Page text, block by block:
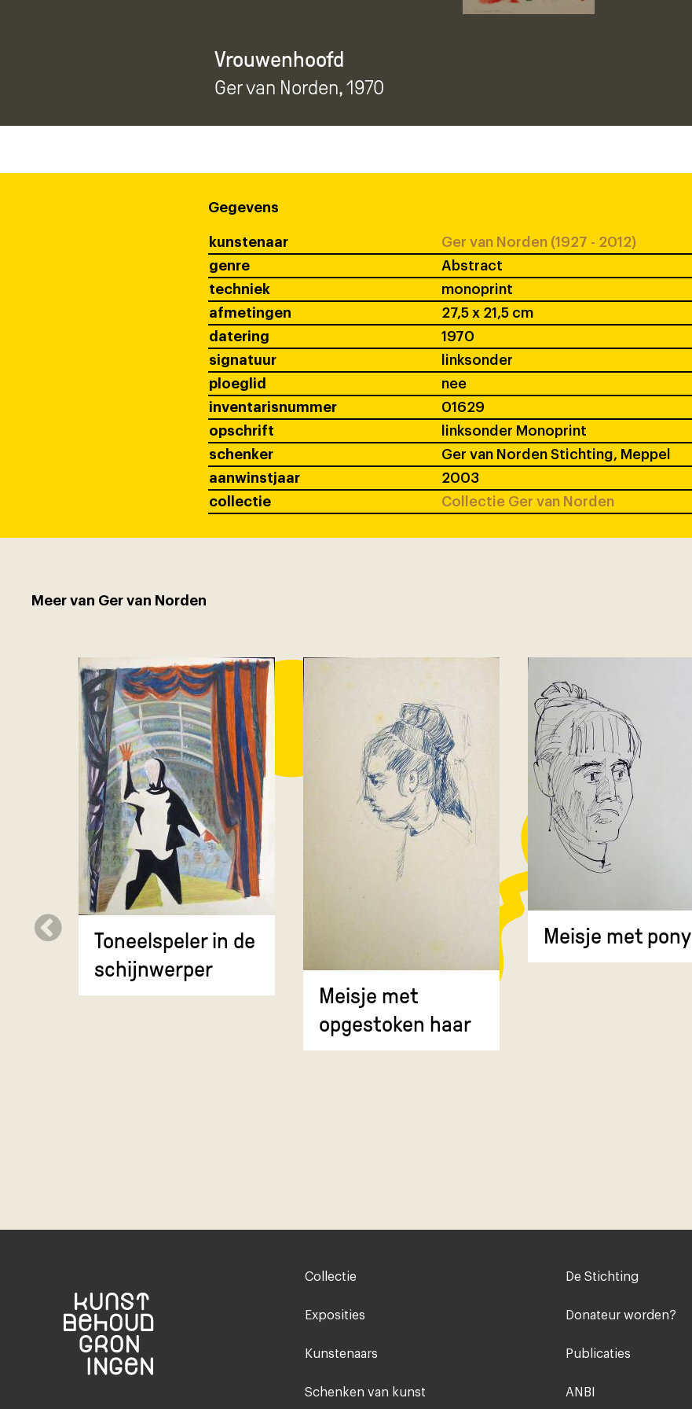
Vrouwenhoofd
Ger van Norden, 1970
Gegevens
kunstenaar
Ger van Norden (1927 - 2012)
genre
Abstract
techniek
monoprint
afmetingen
27,5 x 21,5 cm
datering
1970
signatuur
linksonder
ploeglid
nee
inventarisnummer
01629
opschrift
linksonder Monoprint
schenker
Ger van Norden Stichting, Meppel
aanwinstjaar
2003
collectie
Collectie Ger van Norden
Meer van Ger van Norden
Toneelspeler in de
schijnwerper
Meisje met
opgestoken haar
Meisje met pony
Footer-
Collectie
Exposities
Kunstenaars
Schenken van kunst
Voet
De Stichting
Donateur worden?
Publicaties
ANBI